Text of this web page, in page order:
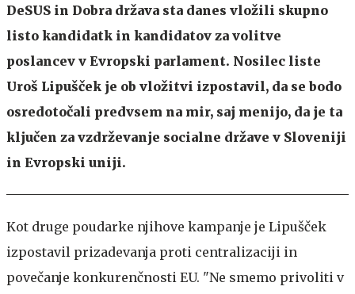
DeSUS in Dobra država sta danes vložili skupno
listo kandidatk in kandidatov za volitve
poslancev v Evropski parlament. Nosilec liste
Uroš Lipušček je ob vložitvi izpostavil, da se bodo
osredotočali predvsem na mir, saj menijo, da je ta
ključen za vzdrževanje socialne države v Sloveniji
in Evropski uniji.
Kot druge poudarke njihove kampanje je Lipušček
izpostavil prizadevanja proti centralizaciji in
povečanje konkurenčnosti EU. "Ne smemo privoliti v